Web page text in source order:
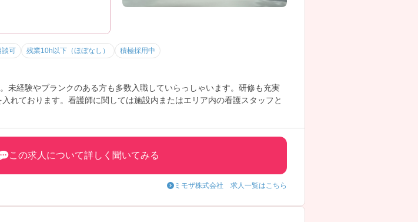
談可 残業10h以下（ほぼなし） 積極採用中
未経験やブランクのある方も多数入職していらっしゃいます。研修も充実
れております。看護師に関しては施設内またはエリア内の看護スタッフと
合わせ下さい。
この求人について詳しく聞いてみる
ミモザ株式会社 求人一覧はこちら